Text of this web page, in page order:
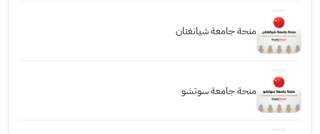
منحة جامعة شيانغتان
منحة جامعة سوتشو